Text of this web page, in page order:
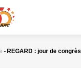
- REGARD : jour de congrès